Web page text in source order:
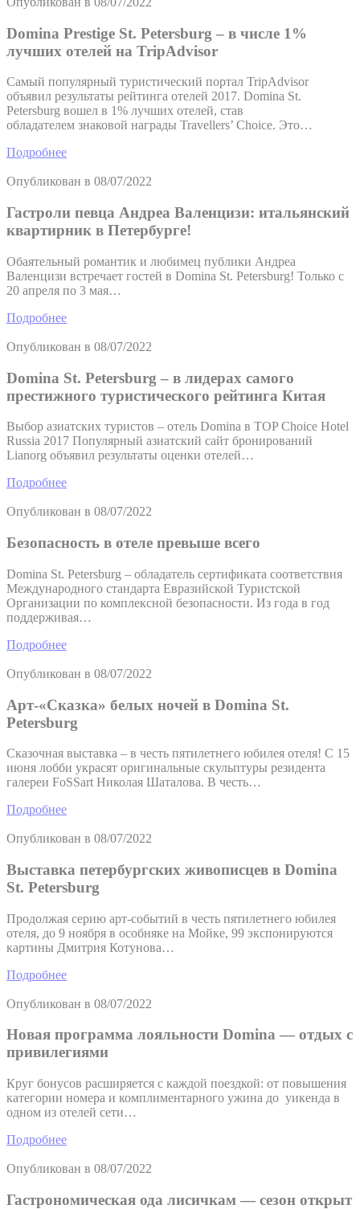
Domina Prestige St. Petersburg – в числе 1%
лучших отелей на TripAdvisor
Самый популярный туристический портал TripAdvisor
объявил результаты рейтинга отелей 2017. Domina St.
Petersburg вошел в 1% лучших отелей, став
обладателем знаковой награды Travellers’ Choice. Это…
Подробнее
Опубликован в 08/07/2022
Гастроли певца Андреа Валенцизи: итальянский
квартирник в Петербурге!
Обаятельный романтик и любимец публики Андреа
Валенцизи встречает гостей в Domina St. Petersburg! Только с
20 апреля по 3 мая…
Подробнее
Опубликован в 08/07/2022
Domina St. Petersburg – в лидерах самого
престижного туристического рейтинга Китая
Выбор азиатских туристов – отель Domina в TOP Choice Hotel
Russia 2017 Популярный азиатский сайт бронирований
Lianorg объявил результаты оценки отелей…
Подробнее
Опубликован в 08/07/2022
Безопасность в отеле превыше всего
Domina St. Petersburg – обладатель сертификата соответствия
Международного стандарта Евразийской Туристской
Организации по комплексной безопасности. Из года в год
поддерживая…
Подробнее
Опубликован в 08/07/2022
Арт-«Сказка» белых ночей в Domina St.
Petersburg
Сказочная выставка – в честь пятилетнего юбилея отеля! С 15
июня лобби украсят оригинальные скульптуры резидента
галереи FoSSart Николая Шаталова. В честь…
Подробнее
Опубликован в 08/07/2022
Выставка петербургских живописцев в Domina
St. Petersburg
Продолжая серию арт-событий в честь пятилетнего юбилея
отеля, до 9 ноября в особняке на Мойке, 99 экспонируются
картины Дмитрия Котунова…
Подробнее
Опубликован в 08/07/2022
Новая программа лояльности Domina — отдых с
привилегиями
Круг бонусов расширяется с каждой поездкой: от повышения
категории номера и комплиментарного ужина до уикенда в
одном из отелей сети…
Подробнее
Опубликован в 08/07/2022
Гастрономическая ода лисичкам — сезон открыт